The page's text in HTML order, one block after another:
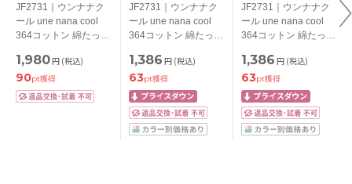
JF2731｜ウンナナク
ール une nana cool
364コットン 綿たっぷ
ーツ M/L/LL
1,980円 (税込)
90pt獲得
JF2731｜ウンナナク
ール une nana cool
364コットン 綿たっぷ
ーツ M/L/LL
1,386 円 (税込)
63pt獲得
JF2731｜ウンナナク
ール une nana cool
364コットン 綿たっぷ
ーツ M/L/LL
1,386 円 (税込)
63pt獲得